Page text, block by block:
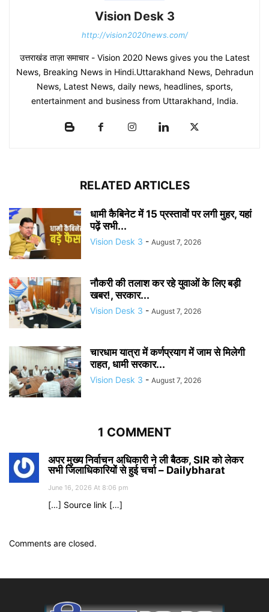
Vision Desk 3
http://vision2020news.com/
उत्तराखंड ताज़ा समाचार - Vision 2020 News gives you the Latest
News, Breaking News in Hindi.Uttarakhand News, Dehradun
News, Latest News, daily news, headlines, sports,
entertainment and business from Uttarakhand, India.
RELATED ARTICLES
धामी कैबिनेट में 15 प्रस्तावों पर लगी मुहर, यहां
पढ़ें सभी...
Vision Desk 3 - August 7, 2026
नौकरी की तलाश कर रहे युवाओं के लिए बड़ी
खबर!, सरकार...
Vision Desk 3 - August 7, 2026
चारधाम यात्रा में कर्णप्रयाग में जाम से मिलेगी
राहत, धामी सरकार...
Vision Desk 3 - August 7, 2026
1 COMMENT
अपर मुख्य निर्वाचन अधिकारी ने ली बैठक, SIR को लेकर
सभी जिलाधिकारियों से हुई चर्चा – Dailybharat
June 16, 2026 At 8:06 pm
[…] Source link […]
Comments are closed.